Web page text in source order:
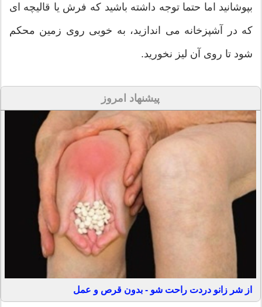
بپوشانید اما حتما توجه داشته باشید که فرش یا قالیچه ای
که در آشپزخانه می اندازید، به خوبی روی زمین محکم
شود تا روی آن لیز نخورید.
پیشنهاد امروز
از شر زانو دردت راحت شو - بدون قرص و عمل